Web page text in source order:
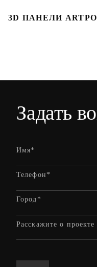
3D ПАНЕЛИ
Задать